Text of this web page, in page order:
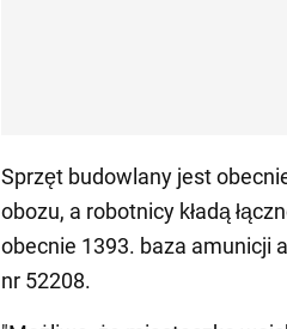
Sprzęt budowlany jest
obozu, a robotnicy kładą
obecnie 1393. baza amunicji
nr 52208.